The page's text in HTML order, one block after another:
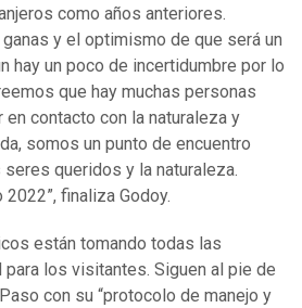
como años anteriores.
y el optimismo de que será un
hay un poco de incertidumbre por lo
que hay muchas personas
contacto con la naturaleza y
somos un punto de encuentro
queridos y la naturaleza.
finaliza Godoy.
están tomando todas las
los visitantes. Siguen al pie de
con su “protocolo de manejo y